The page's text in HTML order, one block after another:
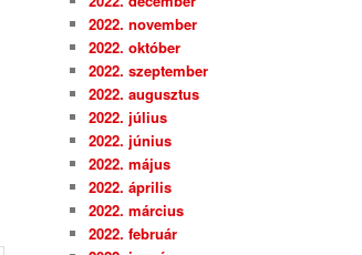
2022. november
2022. október
2022. szeptember
2022. augusztus
2022. július
2022. június
2022. május
2022. április
2022. március
2022. február